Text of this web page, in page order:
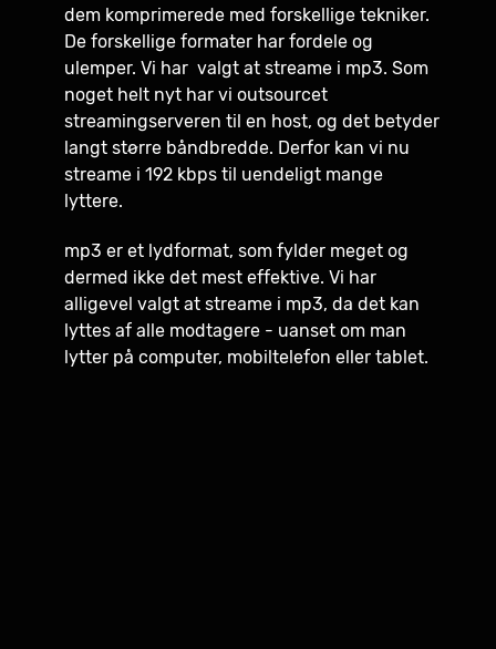
dem komprimerede med forskellige tekniker.
De forskellige formater har fordele og
ulemper. Vi har valgt at streame i mp3. Som
noget helt nyt har vi outsourcet
streamingserveren til en host, og det betyder
langt større båndbredde. Derfor kan vi nu
streame i 192 kbps til uendeligt mange
lyttere.
mp3 er et lydformat, som fylder meget og
dermed ikke det mest effektive. Vi har
alligevel valgt at streame i mp3, da det kan
lyttes af alle modtagere - uanset om man
lytter på computer, mobiltelefon eller tablet.